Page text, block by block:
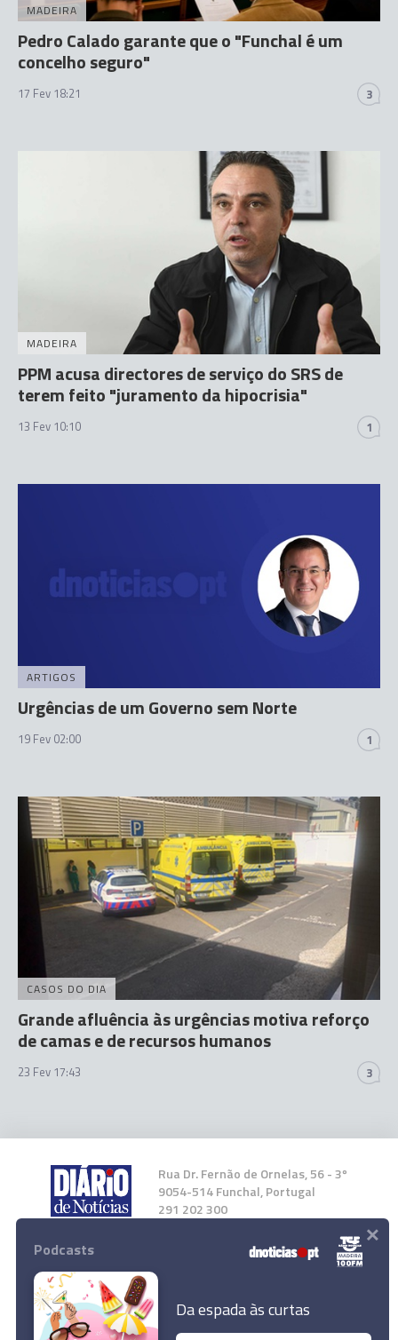
MADEIRA
Pedro Calado garante que o "Funchal é um
concelho seguro"
17 Fev 18:21 3
MADEIRA
PPM acusa directores de serviço do SRS de
terem feito "juramento da hipocrisia"
13 Fev 10:10 1
ARTIGOS
Urgências de um Governo sem Norte
19 Fev 02:00 1
CASOS DO DIA
Grande afluência às urgências motiva reforço
de camas e de recursos humanos
23 Fev 17:43 3
Rua Dr. Fernão de Ornelas, 56 - 3º
9054-514 Funchal, Portugal
291 202 300
Instale a nossa App
Podcasts
Da espada às curtas
×